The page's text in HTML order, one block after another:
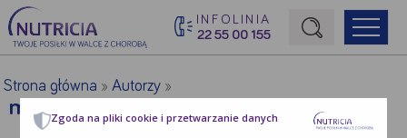
INFOLINIA
22 55 00 155
Początek treści głównej
Strona główna »Autorzy »
mgr Iwona Przybyło
Zgoda na pliki cookie i przetwarzanie danych